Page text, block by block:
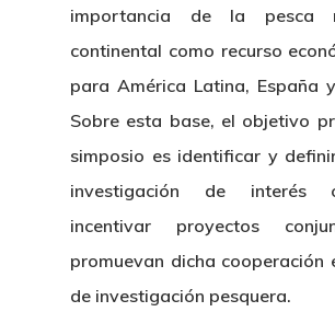
importancia de la pesca
continental como recurso
para América Latina, España
Sobre esta base, el objetivo
simposio es identificar y
investigación de interés
incentivar proyectos
promuevan dicha cooperación
de investigación pesquera.